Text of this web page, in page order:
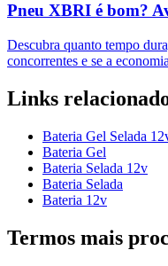
Pneu XBRI é bom?
Descubra quanto tempo
concorrentes e se a
Links
Bateria Gel Selada
Bateria Gel
Bateria Selada 12v
Bateria Selada
Bateria 12v
Termos mais